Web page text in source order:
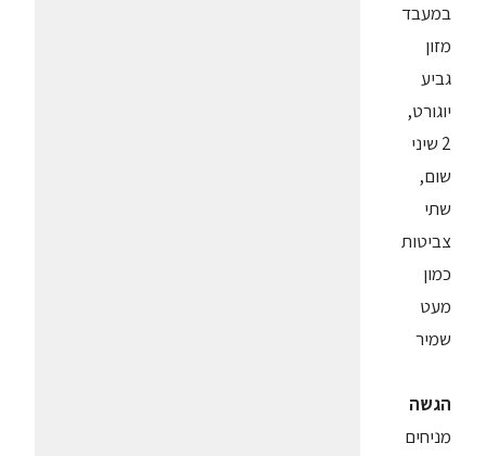
במעבד
מזון
גביע
יוגורט,
2 שיני
שום,
שתי
צביטות
כמון
מעט
שמיר
הגשה
מניחים